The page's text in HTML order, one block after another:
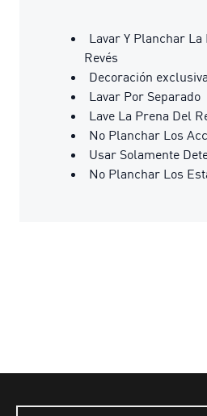
Lavar Y Planchar
Revés
Decoración exclusiva
Lavar Por Separado
Lave La Prena Del
No Planchar Los
Usar Solamente
No Planchar Los